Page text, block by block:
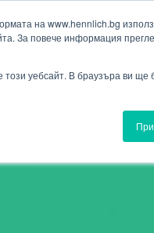
на www.hennlich.bg
За повече информация
уебсайт. В браузъра ви ще
Търсене